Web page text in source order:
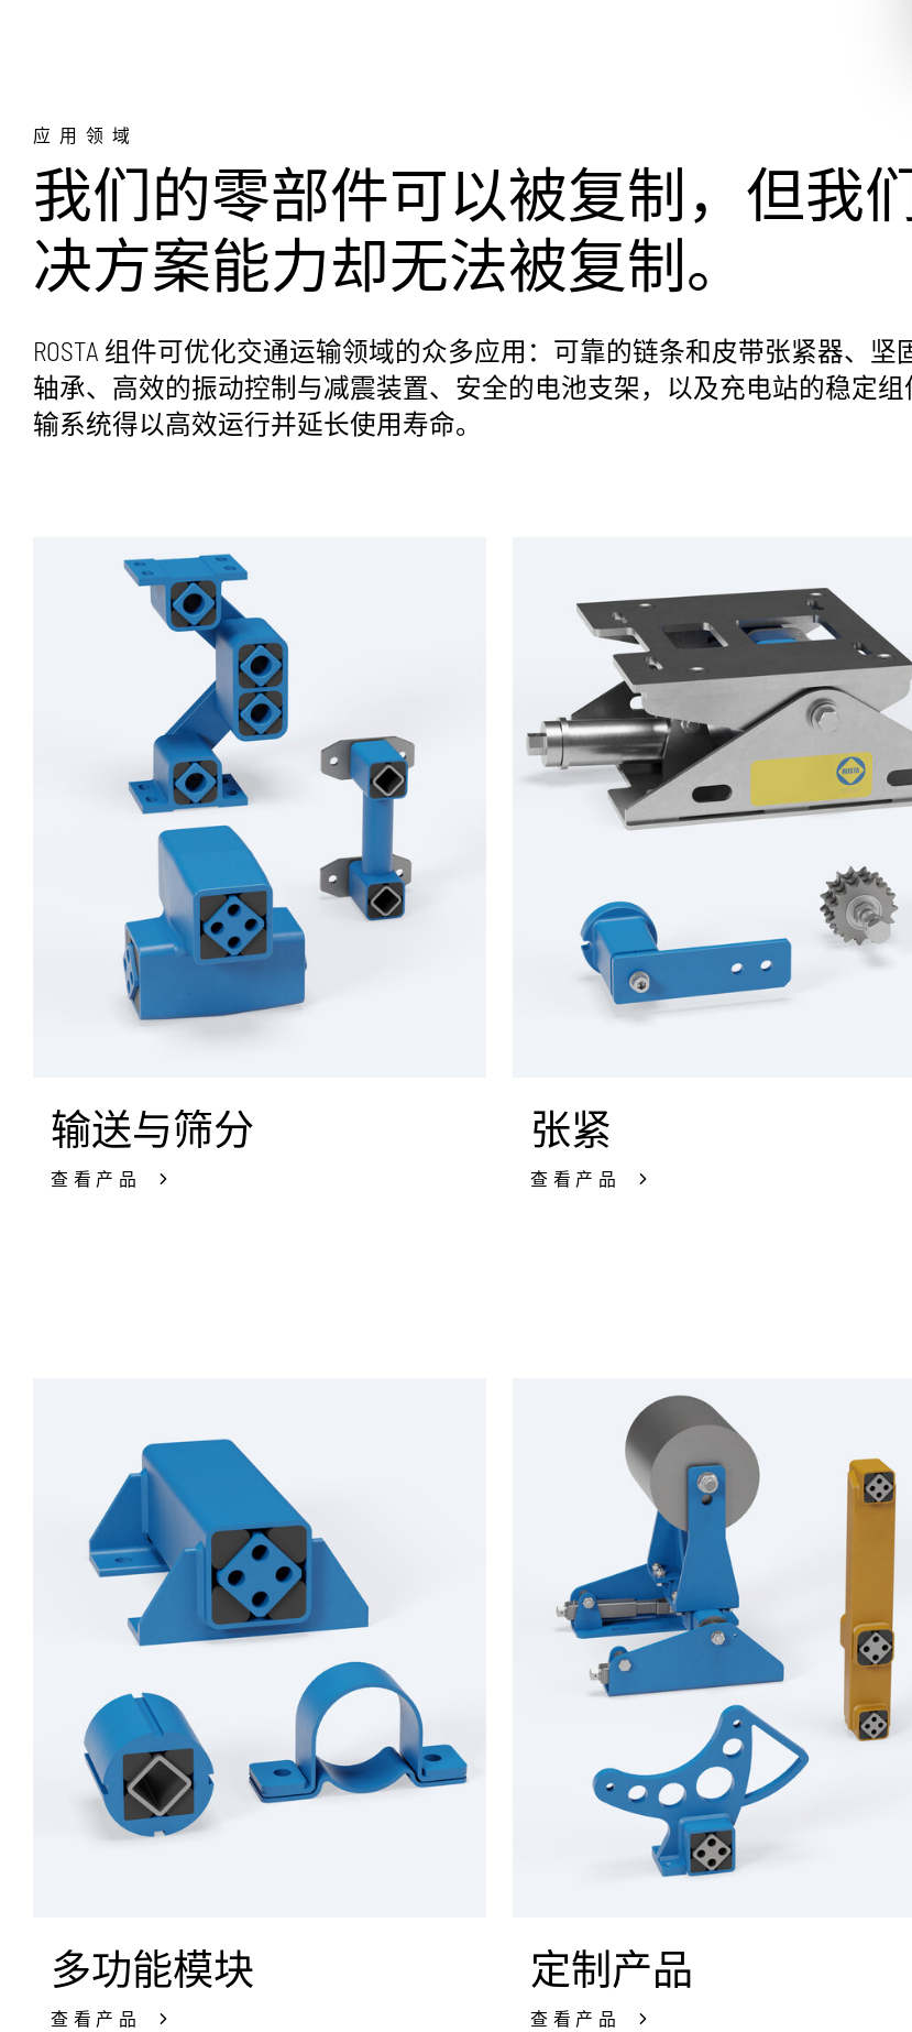
所有行业解决方案
应用领域
我们的零部件可以被复制，但我
决方案能力却无法被复制。
ROSTA 组件可优化交通运输领域的众多应用：可靠的链条和皮带张紧器、坚
轴承、高效的振动控制与减震装置、安全的电池支架，以及充电站的稳定
输系统得以高效运行并延长使用寿命。
输送与筛分
查看产品
张紧
查看产品
多功能模块
查看产品
定制产品
查看产品